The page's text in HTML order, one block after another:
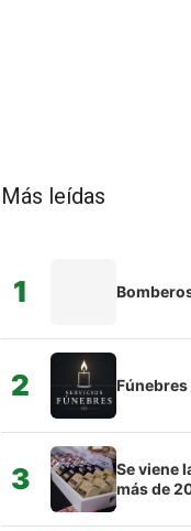
Más leídas
1
2
3
Se viene
más de